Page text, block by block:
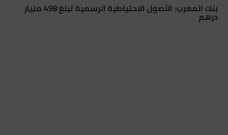
بنك المغرب: الأصول الاحتياطية الرسمية تبلغ 498 مليار
درهم